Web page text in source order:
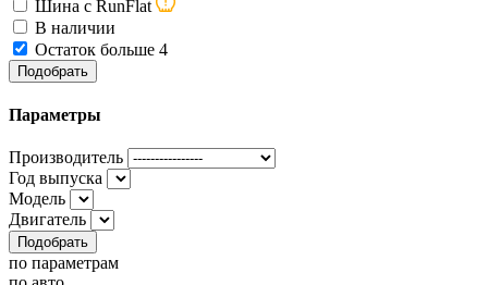
Шина с RunFlat
В наличии
Остаток больше 4
Подобрать
Параметры
Производитель
Год выпуска
Модель
Двигатель
Подобрать
по параметрам